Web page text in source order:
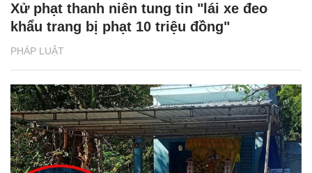
PHÁP LUẬT
Xử phạt thanh niên tung tin "lái xe đeo
khẩu trang bị phạt 10 triệu đồng"